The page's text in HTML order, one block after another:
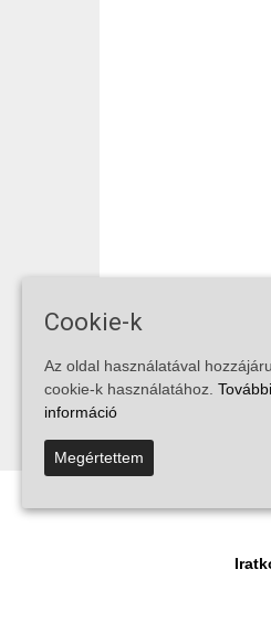
Cookie-k
Az oldal használatával
cookie-k használatához. További
információ
Megértettem